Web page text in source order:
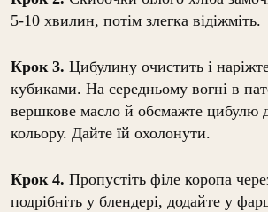
5-10 хвилин, потім злегка відіжміть.
Крок 3. Цибулину очистить і
кубиками. На середньому вогні в
вершкове масло й обсмажте цибулю
кольору. Дайте їй охолонути.
Крок 4. Пропустіть філе коропа
подрібніть у блендері, додайте у